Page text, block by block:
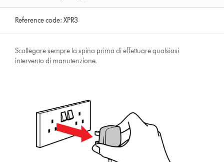
Reference code:XPR3
Scollegare sempre la spina prima di effettuare qualsiasi
intervento di manutenzione.